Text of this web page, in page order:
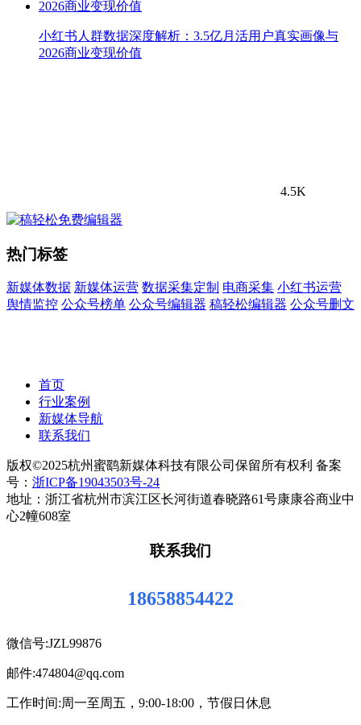
小红书人群数据深度解析：3.5亿月活用户真实画像与
2026商业变现价值
4.5K
热门标签
新媒体数据 新媒体运营 数据采集定制 电商采集 小红书运营
舆情监控 公众号榜单 公众号编辑器 稿轻松编辑器 公众号删文
首页
行业案例
新媒体导航
联系我们
版权©2025杭州蜜鹞新媒体科技有限公司保留所有权利 备案
号： 浙ICP备19043503号-24
地址：浙江省杭州市滨江区长河街道春晓路61号康康谷商业中
心2幢608室
联系我们
18658854422
微信号:JZL99876
邮件:474804@qq.com
工作时间:周一至周五，9:00-18:00，节假日休息